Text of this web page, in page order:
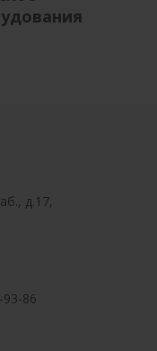
д.17,
93-86